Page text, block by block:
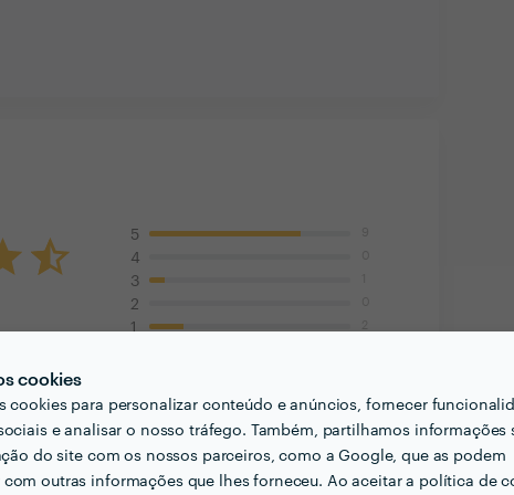
cookies
cookies para personalizar conteúdo e anúncios, fornecer
e analisar o nosso tráfego. Também, partilhamos informações
do site com os nossos parceiros, como a Google, que as podem
outras informações que lhes forneceu. Ao aceitar a política de
5
4
3
2
1
25 Km)